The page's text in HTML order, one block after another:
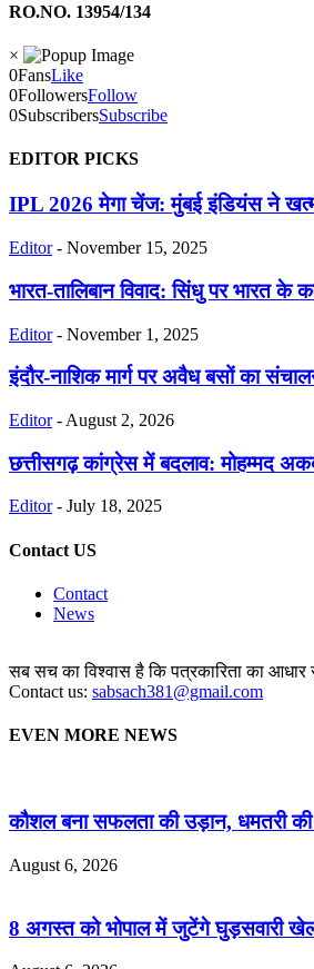
RO.NO. 13954/134
×
0FansLike
0FollowersFollow
0SubscribersSubscribe
EDITOR PICKS
IPL 2026 मेगा चेंज: मुंबई इंडियंस ने
Editor - November 15, 2025
भारत-तालिबान विवाद: सिंधु पर भारत
Editor - November 1, 2025
इंदौर-नाशिक मार्ग पर अवैध बसों का
Editor - August 2, 2026
छत्तीसगढ़ कांग्रेस में बदलाव: मोहम्मद
Editor - July 18, 2025
Contact US
Contact
News
सब सच का विश्वास है कि पत्रकारिता का आधार
Contact us: sabsach381@gmail.com
EVEN MORE NEWS
कौशल बना सफलता की उड़ान, धमतरी
August 6, 2026
8 अगस्त को भोपाल में जुटेंगे घुड़सवारी